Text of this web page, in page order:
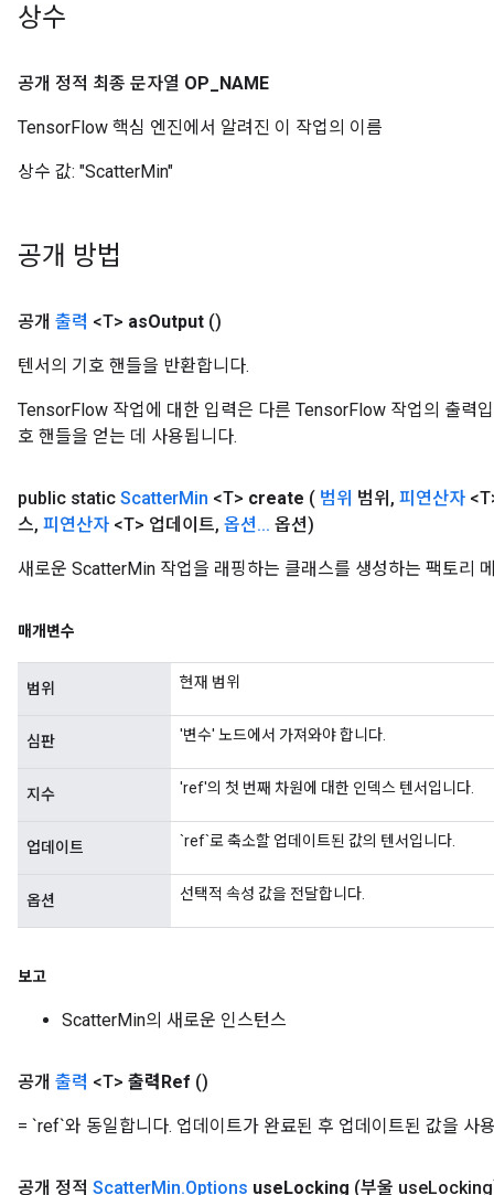
상수
공개 정적 최종 문자열 OP NAME
TensorFlow 핵심 엔진에서 알려진 이 작업의 이름
상수 값: "ScatterMin"
공개 방법
공개 출력 <T> asOutput ()
텐서의 기호 핸들을 반환합니다.
TensorFlow 작업에 대한 입력은 다른 TensorFlow 작업의 출력
호 핸들을 얻는 데 사용됩니다.
public static ScatterMin <T> create ( 범위 범위 , 피연산자
스, 피연산자 <T> 업데이트, 옵션... 옵션)
새로운 ScatterMin 작업을 래핑하는 클래스를 생성하는 팩토리
매개변수
범위 현재 범위
심판 '변수' 노드에서 가져와야 합니다.
지수 'ref'의 첫 번째 차원에 대한 인덱스 텐서입니다.
업데이트 `ref`로 축소할 업데이트된 값의 텐서입니다.
옵션 선택적 속성 값을 전달합니다.
보고
ScatterMin의 새로운 인스턴스
공개 출력 <T> 출력Ref ()
= `ref`와 동일합니다. 업데이트가 완료된 후 업데이트된 값을 사
공개 정적 ScatterMin.Options use Locking (부울 use